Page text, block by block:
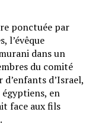
ponctuée par
l’évêque
dans un
du comité
d’Israel,
égyptiens, en
face aux fils